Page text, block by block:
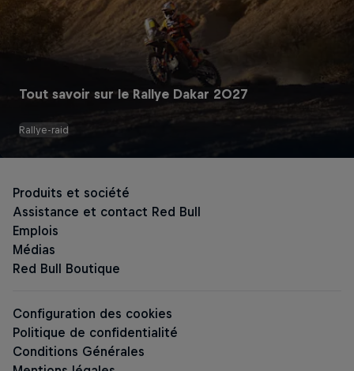
Tout savoir sur le Rallye Dakar 2027
Rallye-raid